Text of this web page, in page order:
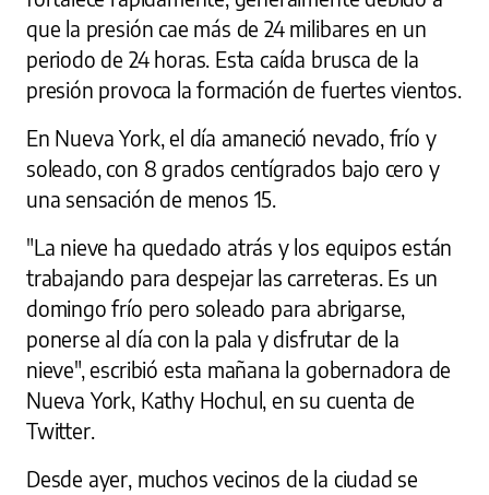
que la presión cae más de 24 milibares en un
periodo de 24 horas. Esta caída brusca de la
presión provoca la formación de fuertes vientos.
En Nueva York, el día amaneció nevado, frío y
soleado, con 8 grados centígrados bajo cero y
una sensación de menos 15.
"La nieve ha quedado atrás y los equipos están
trabajando para despejar las carreteras. Es un
domingo frío pero soleado para abrigarse,
ponerse al día con la pala y disfrutar de la
nieve", escribió esta mañana la gobernadora de
Nueva York, Kathy Hochul, en su cuenta de
Twitter.
Desde ayer, muchos vecinos de la ciudad se